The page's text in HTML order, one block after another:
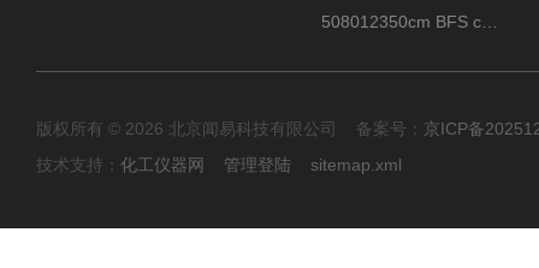
版权所有 © 2026 北京闻易科技有限公司 备案号： 京ICP备
技术支持： 化工仪器网 管理登陆 sitemap.xml